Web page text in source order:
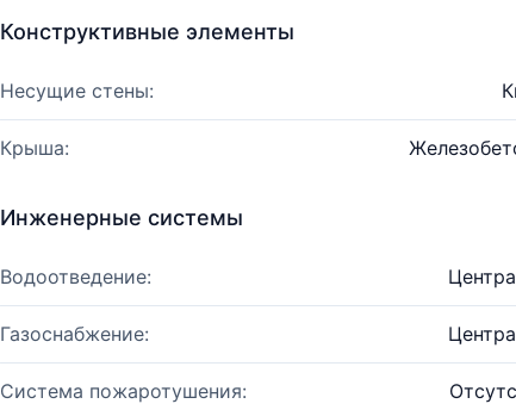
Конструктивные элементы
Несущие стены:
Крыша:
Инженерные системы
Водоотведение:
Газоснабжение:
Система пожаротушения: